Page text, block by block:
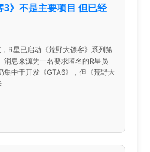
3》不是主要项目 但已经
R星已启动《荒野大镖客》系列第
消息来源为一名要求匿名的R星员
集中于开发《GTA6》，但《荒野大